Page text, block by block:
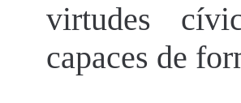
virtudes
capaces de